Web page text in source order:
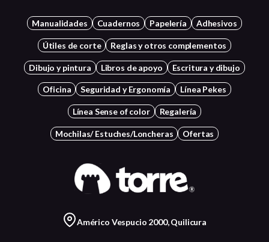
Manualidades Cuadernos Papelería Adhesivos
Útiles de corte Reglas y otros complementos
Dibujo y pintura Libros de apoyo Escritura y dibujo
Oficina Seguridad y Ergonomía Línea Pekes
Línea Sense of color Regalería
Mochilas/ Estuches/Loncheras Ofertas
Américo Vespucio 2000, Quilicura